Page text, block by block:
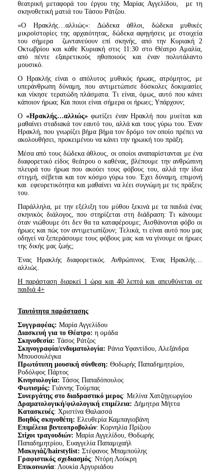
θεατρική μεταφορά του έργου της Μαρίας Αγγελίδου, με τη
σκηνοθετική ματιά του Τάσου Ράτζου.
«Ο Ηρακλής…αλλιώς»: Δώδεκα άθλοι, δώδεκα μυθικές
μικροϊστορίες της αρχαιότητας, δώδεκα αφηγήσεις με στοιχεία
του σήμερα ζωντανεύουν επί σκηνής, από την Κυριακή 2
Οκτωβρίου και κάθε Κυριακή στις 11:30 στο Θέατρο Αμαλία,
από πέντε εξαιρετικούς ηθοποιούς και έναν πολυτάλαντο
μουσικό.
Ο Ηρακλής είναι ο απόλυτος μυθικός ήρωας, ατρόμητος, με
υπεράνθρωπη δύναμη, που αντιμετώπισε δύσκολες δοκιμασίες
και νίκησε τερατώδη πλάσματα. Τι είναι, όμως, αυτό που κάνει
κάποιον ήρωα; Και ποιοι είναι σήμερα οι ήρωες; Υπάρχουν;
Ο «Ηρακλής…αλλιώς»φωτίζει έναν Ηρακλή που μυείται και
μαθαίνει σταδιακά τον εαυτό του, αλλά και τους γύρω του. Έναν
Ηρακλή, που γνωρίζει βήμα βήμα τον δρόμο τον οποίο πρέπει να
ακολουθήσει, προκειμένου να κάνει την ηρωική του πράξη.
Μέσα από τους δώδεκα άθλους, οι οποίοι αναπαρίστανται με ένα
διαφορετικό είδος θεάτρου ο καθένας, βλέπουμε την ανθρώπινη
πλευρά του ήρωα που ακούει τους φόβους του, αλλά την ίδια
στιγμή, σέβεται και τον κόσμο γύρω του. Έχει δύναμη, επιμονή
και εφευρετικότητα και μαθαίνει να λέει συγνώμη με τις πράξεις
του.
Παράλληλα, με την εξέλιξη του μύθου ξεκινά με τα παιδιά ένας
σκηνικός διάλογος, που στηρίζεται στη διάδραση: Τι κάνουμε
όταν νιώθουμε ότι δεν θα τα καταφέρουμε; Αισθάνονται φόβο οι
ήρωες και πώς τον αντιμετωπίζουν; Τελικά, τι είναι αυτό που μας
οδηγεί να ξεπεράσουμε τους φόβους μας και να γίνουμε οι ήρωες
της δικής μας ζωής;
Ένας Ηρακλής διαφορετικός. Ανθρώπινος. Ένας Ηρακλής…
αλλιώς.
Η παράσταση διαρκεί 1 ώρα και 40 λεπτά και απευθύνεται σε
παιδιά 4+
Ταυτότητα παράστασης
Συγγραφέας: Μαρία Αγγελίδου
Διασκευή για το Θέατρο: η ομάδα
Σκηνοθεσία: Τάσος Ράτζος
Σκηνογραφία/ενδυματολογία: Ράνια Υφαντίδου, Αλεξάνδρα
Μπουσουλέγκα
Πρωτότυπη μουσική σύνθεση: Θοδωρής Παπαδημητρίου,
Ροδόλφος Πάρτος
Κινησιολογία: Τάσος Παπαδόπουλος
Φωτισμός: Γιάννης Τούμπας
Συνεργάτης στο διαδραστικό μερος: Μελίνα Χατζηγεωργίου
Δραματολογική/φιλολογική επιμέλεια: Δήμητρα Μήττα
Κατασκευές: Χριστίνα Θαλασσά
Βοηθός σκηνοθέτη: Ελευθερία Καμπαγιοβάνη
Επιμέλεια βιντεοπροβολών: Κορνηλία Πρίζιου
Στίχοι τραγουδιών: Μαρία Αγγελίδου, Θοδωρής
Παπαδημητρίου, Ευαγγελία Παπαμιχαήλ
Μακιγιάζ/hairstylist: Στέφανος Μπαμπούλης
Γραφιστικός σχεδιασμός: Ντόρη Λούκρη
Επικοινωνία: Λουκία Αργυριάδου